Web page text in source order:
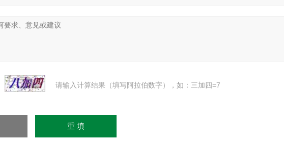
请输入计算结果（填写阿拉伯数字），如：三加四=7